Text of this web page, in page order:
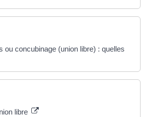
ou concubinage (union libre) : quelles
libre